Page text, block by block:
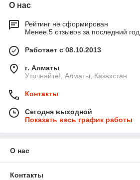
О нас
Рейтинг не сформирован
Менее 5 отзывов за последний год
Работает с 08.10.2013
г. Алматы
Уточняйте!, Алматы, Казахстан
Контакты
Сегодня выходной
Показать весь график работы
О нас
Контакты